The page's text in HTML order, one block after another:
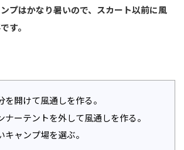
プはかなり暑いので、スカート以前に風
す。
を開けて風通しを作る。
ナーテントを外して風通しを作る。
キャンプ場を選ぶ。